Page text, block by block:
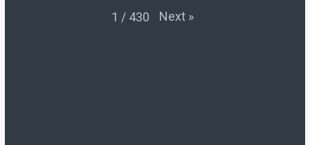
1 / 430 Next »